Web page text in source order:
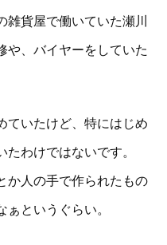
貨屋で働いていた瀬川
や、バイヤーをしていた
ていたけど、特にはじめ
わけではないです。
か人の手で作られたもの
というぐらい。